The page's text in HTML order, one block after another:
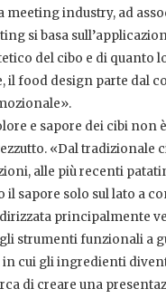
meeting industry, ad
si basa
del cibo e di
il food design parte dal
e sapore dei cibi
«Dal
alle più recenti
sapore solo sul lato a
principalmente
strumenti funzionali a
cui gli ingredienti
di creare una